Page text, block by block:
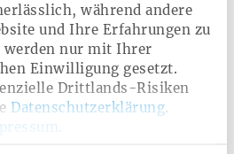
während andere
und Ihre Erfahrungen zu
werden nur mit Ihrer
Einwilligung gesetzt.
Drittlands-Risiken
Datenschutzerklärung.
auszuweichen,
Haut mit leichter
Sonnenbädern, um Ihre
Sonnenstrahlen zu gewöhnen.
vor Beginn Ihrer nächsten Reise